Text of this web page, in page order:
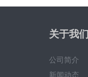
关于我们
公司简介
新闻动态